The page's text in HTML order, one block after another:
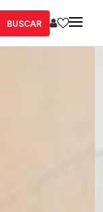
BUSCAR